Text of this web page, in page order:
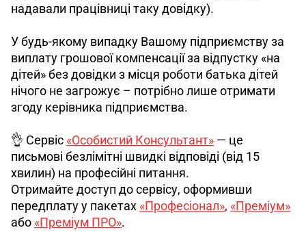
надавали працівниці таку довідку).
У будь-якому випадку Вашому підприємству за
виплату грошової компенсації за відпустку «на
дітей» без довідки з місця роботи батька дітей
нічого не загрожує – потрібно лише отримати
згоду керівника підприємства.
👌 Сервіс «Особистий Консультант» — це
письмові безлімітні швидкі відповіді (від 15
хвилин) на професійні питання.
Отримайте доступ до сервісу, оформивши
передплату у пакетах «Професіонал», «Преміум»
або «Преміум ПРО».